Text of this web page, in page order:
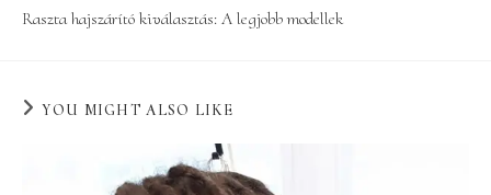
articles
Raszta hajszárító kiválasztás: A legjobb modellek
YOU MIGHT ALSO LIKE